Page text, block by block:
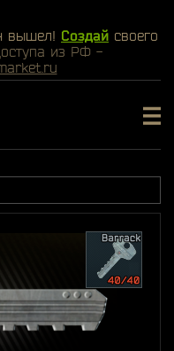
вышел! Создай своего
из РФ -